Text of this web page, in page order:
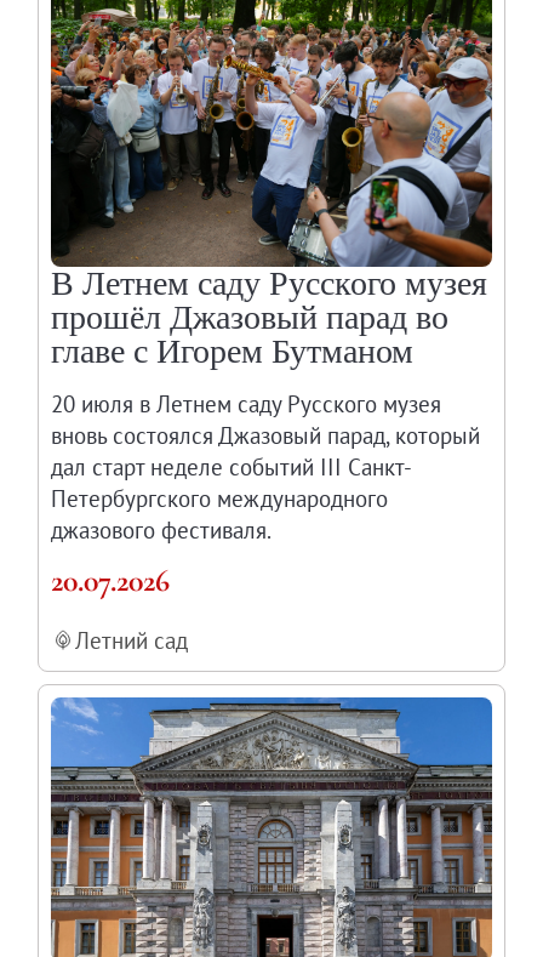
В Летнем саду Русского музея
прошёл Джазовый парад во
главе с Игорем Бутманом
20 июля в Летнем саду Русского музея
вновь состоялся Джазовый парад, который
дал старт неделе событий III Санкт-
Петербургского международного
джазового фестиваля.
20.07.2026
Летний сад